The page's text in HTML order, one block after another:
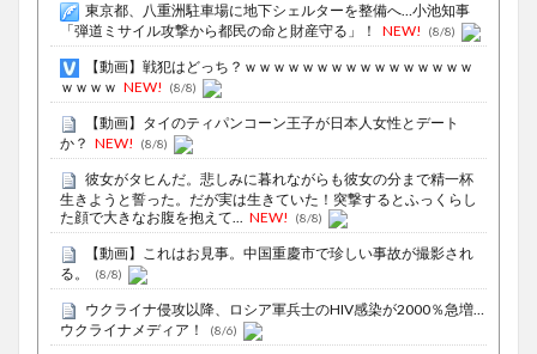
東京都、八重洲駐車場に地下シェルターを整備へ…小池知事
「弾道ミサイル攻撃から都民の命と財産守る」！
NEW! (8/8)
【動画】戦犯はどっち？ｗｗｗｗｗｗｗｗｗｗｗｗｗｗｗｗ
ｗｗｗｗ NEW! (8/8)
【動画】タイのティパンコーン王子が日本人女性とデート
か？ NEW! (8/8)
彼女がタヒんだ。悲しみに暮れながらも彼女の分まで精一杯
生きようと誓った。だが実は生きていた！突撃するとふっくらし
た顔で大きなお腹を抱えて...
NEW! (8/8)
【動画】これはお見事。中国重慶市で珍しい事故が撮影され
る。
(8/8)
ウクライナ侵攻以降、ロシア軍兵士のHIV感染が2000％急増…
ウクライナメディア！
(8/6)